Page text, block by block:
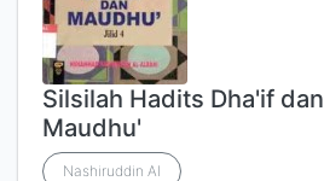
Silsilah Hadits Dha'if dan
Maudhu'
Nashiruddin Al